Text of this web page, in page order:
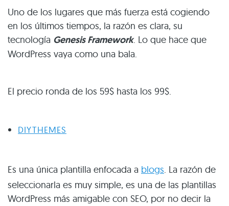
Uno de los lugares que más fuerza está cogiendo
en los últimos tiempos, la razón es clara, su
tecnología Genesis Framework. Lo que hace que
WordPress vaya como una bala.
El precio ronda de los 59$ hasta los 99$.
DIYTHEMES
Es una única plantilla enfocada a blogs. La razón de
seleccionarla es muy simple, es una de las plantillas
WordPress más amigable con SEO, por no decir la